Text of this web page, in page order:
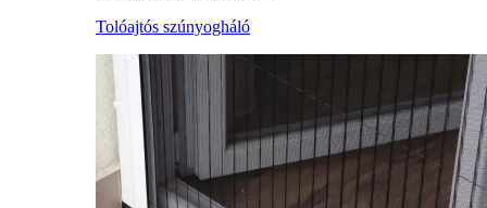
Tolóajtós szúnyogháló